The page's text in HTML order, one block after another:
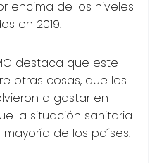
encima de los niveles
en 2019.
destaca que este
otras cosas, que los
a gastar en
la situación sanitaria
de los países.